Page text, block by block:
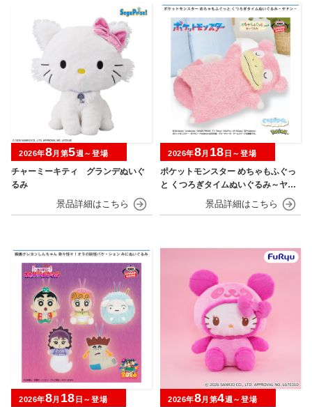
チャーミーキティ グランデぬいぐ
るみ
2026年8月第5週～登場
ポケットモンスター めちゃもふぐっ
と くつろぎタイムぬいぐるみ～ヤド
2026年8月 18 日～登場
2026年8月 18 日～登場 2026年8月第4週～登場